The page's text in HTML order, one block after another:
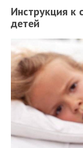
Инструкция к
детей